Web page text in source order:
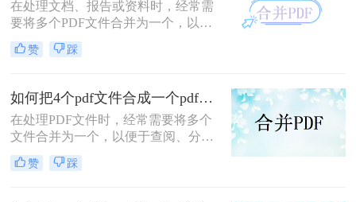
案同样能高效完成任务。那么pdf怎么
免费合并为一个文件呢？本文将系统
介绍五种免费合并PDF文件的方法，
涵盖在线工具、桌面软件、命令行及
求。
在处理文档、报告或资料时，经常需
要将多个PDF文件合并为一个，以便
于查阅和管理。那么pdf怎么合并在一
个pdf里面呢？本文将介绍两种将多个
赞 踩
如何把4个pdf文件合成一个pdf？这3种合成方法请务必学会！
在处理PDF文件时，经常需要将多个
文件合并为一个，以便于查阅、分享
或存储。那么如何把4个pdf文件合成
一个pdf呢？本文将介绍三种将4个
赞 踩